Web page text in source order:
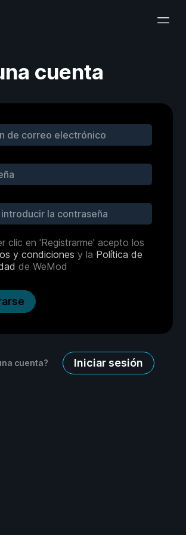
cuenta
clic en 'Registrarme' acepto los
y condiciones y la Política de
de WeMod
cuenta? Iniciar sesión